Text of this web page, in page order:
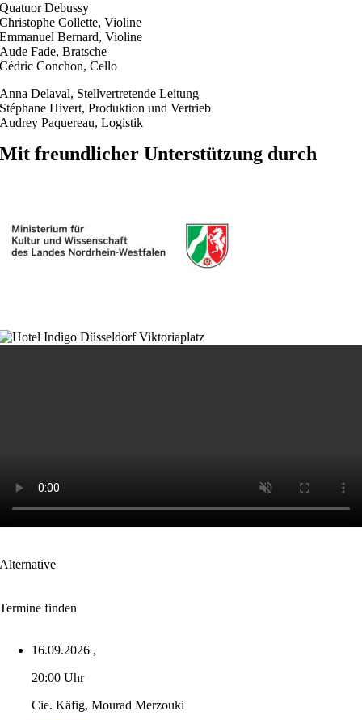
Quatuor Debussy
Christophe Collette, Violine
Emmanuel Bernard, Violine
Aude Fade, Bratsche
Cédric Conchon, Cello
Anna Delaval, Stellvertretende Leitung
Stéphane Hivert, Produktion und Vertrieb
Audrey Paquereau, Logistik
Mit freundlicher Unterstützung durch
Alternative
Termine finden
16.09.2026 ,
20:00 Uhr
Cie. Käfig, Mourad Merzouki